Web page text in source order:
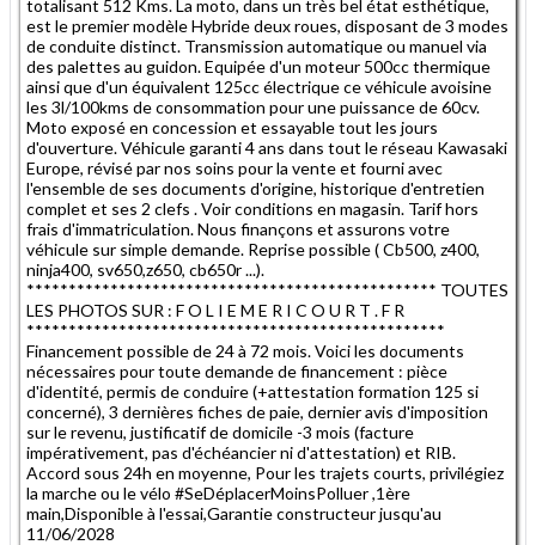
totalisant 512 Kms. La moto, dans un très bel état esthétique,
est le premier modèle Hybride deux roues, disposant de 3 modes
de conduite distinct. Transmission automatique ou manuel via
des palettes au guidon. Equipée d'un moteur 500cc thermique
ainsi que d'un équivalent 125cc électrique ce véhicule avoisine
les 3l/100kms de consommation pour une puissance de 60cv.
Moto exposé en concession et essayable tout les jours
d'ouverture. Véhicule garanti 4 ans dans tout le réseau Kawasaki
Europe, révisé par nos soins pour la vente et fourni avec
l'ensemble de ses documents d'origine, historique d'entretien
complet et ses 2 clefs . Voir conditions en magasin. Tarif hors
frais d'immatriculation. Nous finançons et assurons votre
véhicule sur simple demande. Reprise possible ( Cb500, z400,
ninja400, sv650,z650, cb650r ...).
************************************************* TOUTES
LES PHOTOS SUR : F O L I E M E R I C O U R T . F R
**************************************************
Financement possible de 24 à 72 mois. Voici les documents
nécessaires pour toute demande de financement : pièce
d'identité, permis de conduire (+attestation formation 125 si
concerné), 3 dernières fiches de paie, dernier avis d'imposition
sur le revenu, justificatif de domicile -3 mois (facture
impérativement, pas d'échéancier ni d'attestation) et RIB.
Accord sous 24h en moyenne, Pour les trajets courts, privilégiez
la marche ou le vélo #SeDéplacerMoinsPolluer ,1ère
main,Disponible à l'essai,Garantie constructeur jusqu'au
11/06/2028